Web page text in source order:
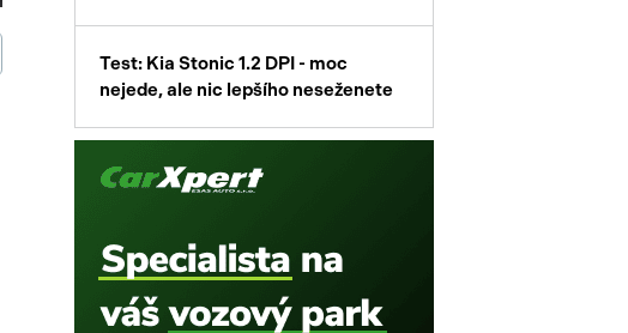
Test: Kia Stonic 1.2 DPI - moc
nejede, ale nic lepšího neseženete